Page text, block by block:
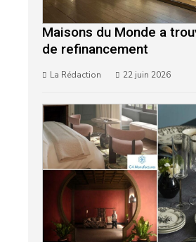
Maisons du Monde a
de refinancement
La Rédaction 22 juin 2026